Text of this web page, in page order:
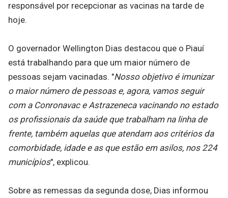
responsável por recepcionar as vacinas na tarde de
hoje.
O governador Wellington Dias destacou que o Piauí
está trabalhando para que um maior número de
pessoas sejam vacinadas. "Nosso objetivo é imunizar
o maior número de pessoas e, agora, vamos seguir
com a Conronavac e Astrazeneca vacinando no estado
os profissionais da saúde que trabalham na linha de
frente, também aquelas que atendam aos critérios da
comorbidade, idade e as que estão em asilos, nos 224
municípios", explicou.
Sobre as remessas da segunda dose, Dias informou